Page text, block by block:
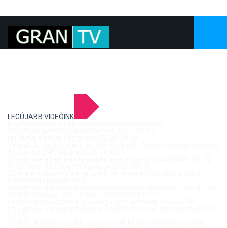
LEGÚJABB VIDEÓINK